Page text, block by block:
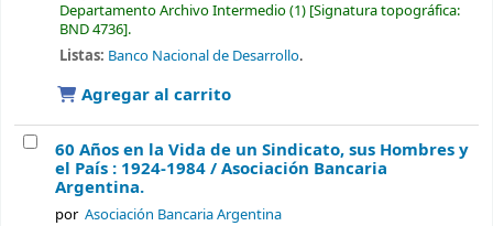
Departamento Archivo Intermedio(1) Signatura topográfica:
BND 4736 .
Listas: Banco Nacional de Desarrollo.
Agregar al carrito
60 Años en la Vida de un Sindicato, sus Hombres y
el País : 1924-1984 /Asociación Bancaria
Argentina.
por Asociación Bancaria Argentina